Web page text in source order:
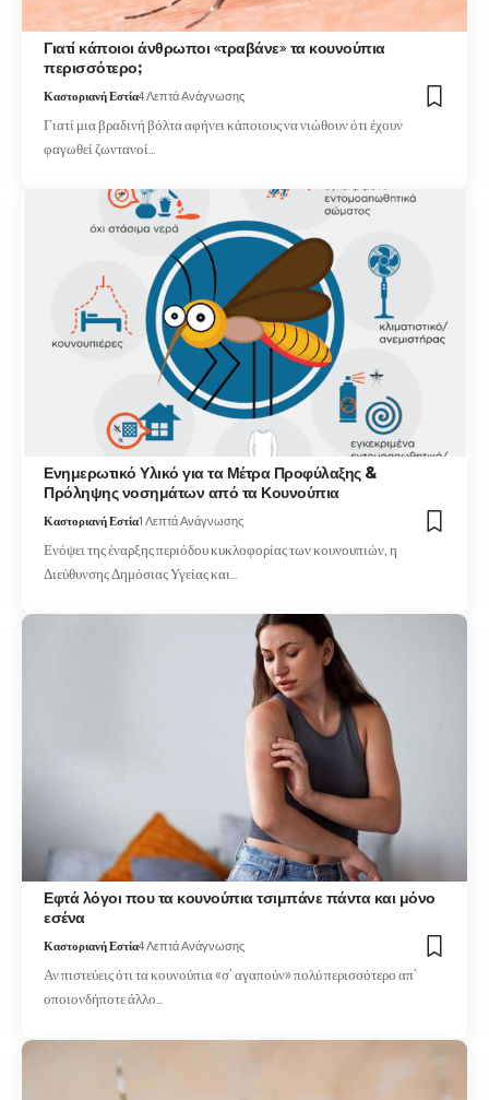
Γιατί κάποιοι άνθρωποι «τραβάνε» τα κουνούπια
περισσότερο;
Καστοριανή Εστία4 Λεπτά Ανάγνωσης
Γιατί μια βραδινή βόλτα αφήνει κάποιους να νιώθουν ότι έχουν
φαγωθεί ζωντανοί…
Ενημερωτικό Υλικό για τα Μέτρα Προφύλαξης &
Πρόληψης νοσημάτων από τα Κουνούπια
Καστοριανή Εστία1 Λεπτά Ανάγνωσης
Ενόψει της έναρξης περιόδου κυκλοφορίας των κουνουπιών, η
Διεύθυνσης Δημόσιας Υγείας και…
Εφτά λόγοι που τα κουνούπια τσιμπάνε πάντα και μόνο
εσένα
Καστοριανή Εστία4 Λεπτά Ανάγνωσης
Αν πιστεύεις ότι τα κουνούπια «σ’ αγαπούν» πολύ περισσότερο απ’
οποιονδήποτε άλλο…